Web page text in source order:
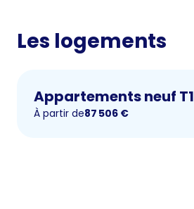
Les logements
Appartements neuf T1
À partir de87 506 €